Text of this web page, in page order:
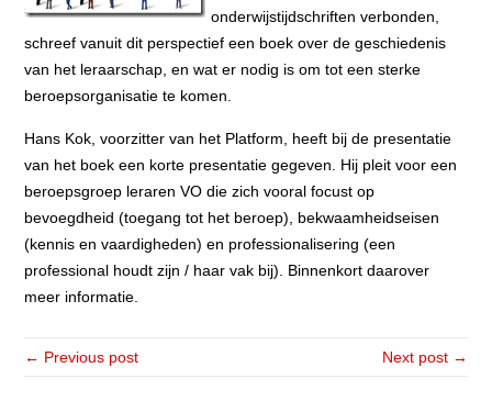
onderwijstijdschriften verbonden,
schreef vanuit dit perspectief een boek over de geschiedenis
van het leraarschap, en wat er nodig is om tot een sterke
beroepsorganisatie te komen.
Hans Kok, voorzitter van het Platform, heeft bij de presentatie
van het boek een korte presentatie gegeven. Hij pleit voor een
beroepsgroep leraren VO die zich vooral focust op
bevoegdheid (toegang tot het beroep), bekwaamheidseisen
(kennis en vaardigheden) en professionalisering (een
professional houdt zijn / haar vak bij). Binnenkort daarover
meer informatie.
← Previous post Next post →